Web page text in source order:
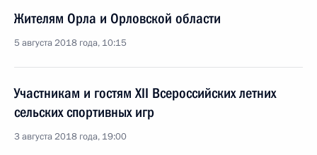
Жителям Орла и Орловской области
5 августа 2018 года, 10:15
Участникам и гостям XII Всероссийских летних
сельских спортивных игр
3 августа 2018 года, 19:00